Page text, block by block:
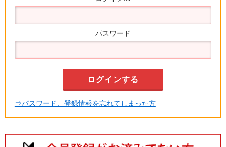
パスワード
⇒パスワード、登録情報を忘れてしまった方